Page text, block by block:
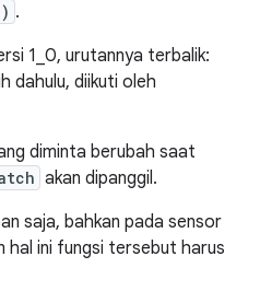
.
1_0, urutannya terbalik:
dahulu, diikuti oleh
diminta berubah saat
akan dipanggil.
saja, bahkan pada sensor
hal ini fungsi tersebut harus